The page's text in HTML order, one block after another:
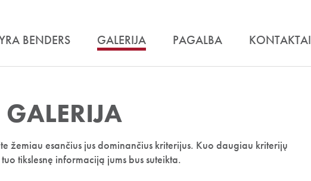
BENDERS GALERIJA PAGALBA KONTAKTAI
GALERIJA
žemiau esančius jus dominančius kriterijus. Kuo daugiau kriterijų
tikslesnę informaciją jums bus suteikta.